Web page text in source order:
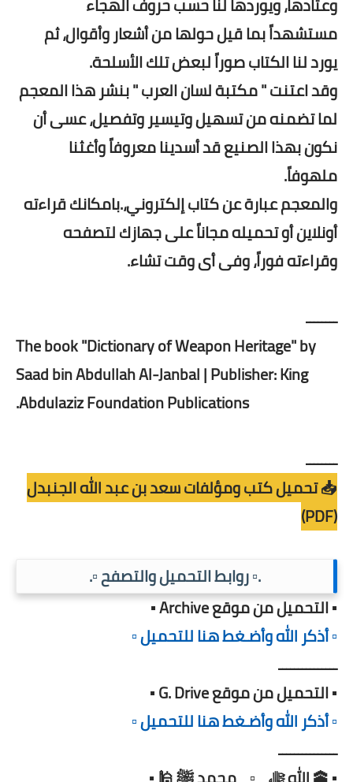
مستشهداً بما قيل حولها من أشعار وأقوال، ثم
يورد لنا الكتاب صوراً لبعض تلك الأسلحة.
وقد اعتنت " مكتبة لسان العرب " بنشر هذا المعجم
لما تضمنه من تسهيل وتيسير وتفصيل، عسى أن
نكون بهذا الصنيع قد أسدينا معروفاً وأغثنا
ملهوفاً.
والمعجم عبارة عن كتاب إلكتروني،.بامكانك قراءته
أونلاين أو تحميله مجاناً على جهازك لتصفحه
وقراءته فوراً، وفى أى وقت تشاء.
ــــــــ
The book "Dictionary of Weapon Heritage" by
Saad bin Abdullah Al-Janbal | Publisher: King
Abdulaziz Foundation Publications.
ــــــــ
📥 تحميل كتب ومؤلفات سعد بن عبد الله الجنبدل
(PDF)
.▫️ روابط التحميل والتصفح ▫️.
▪️ التحميل من موقع Archive ▪️
▫️ أذكر الله وأضـغط هنا للتحميل ▫️
ـــــــــــــــ
▪️ التحميل من موقع G. Drive ▪️
▫️ أذكر الله وأضـغط هنا للتحميل ▫️
ـــــــــــــــ